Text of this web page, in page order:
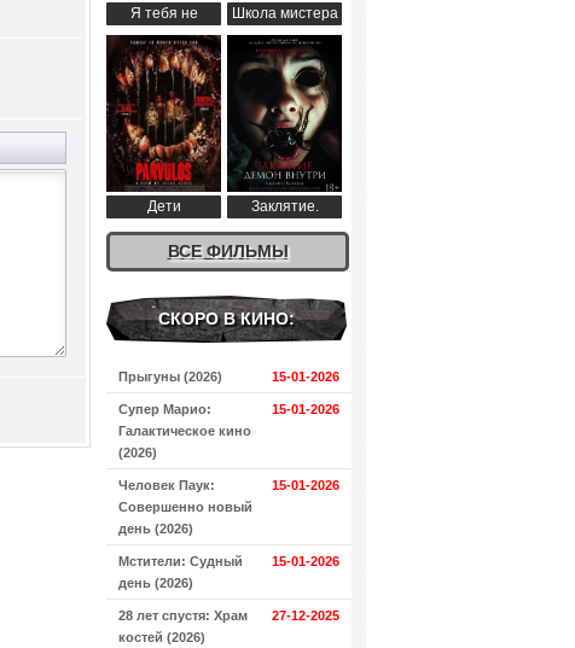
Я тебя не
понимаю (2024)
Школа мистера
Пингвина (2024)
Дети
апокалипсиса
(2024)
Заклятие.
Демон внутри
(2024)
ВСЕ ФИЛЬМЫ
СКОРО В КИНО:
Прыгуны (2026) 15-01-2026
Супер Марио:
Галактическое кино
(2026)
15-01-2026
Человек Паук:
Совершенно новый
день (2026)
15-01-2026
Мстители: Судный
день (2026)
15-01-2026
28 лет спустя: Храм
костей (2026)
27-12-2025